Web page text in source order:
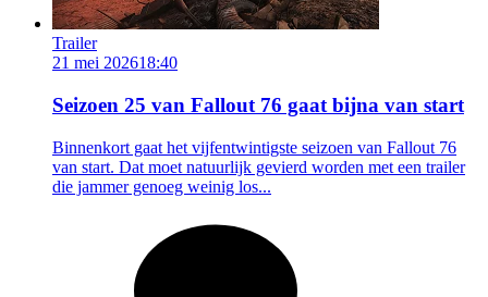
Trailer
21 mei 202618:40
Seizoen 25 van Fallout 76 gaat bijna van start
Binnenkort gaat het vijfentwintigste seizoen van Fallout 76
van start. Dat moet natuurlijk gevierd worden met een trailer
die jammer genoeg weinig los...